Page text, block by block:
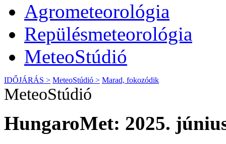
Agrometeorológia
Repülésmeteorológia
MeteoStúdió
IDŐJÁRÁS > MeteoStúdió > Marad, fokozódik
MeteoStúdió
HungaroMet: 2025.